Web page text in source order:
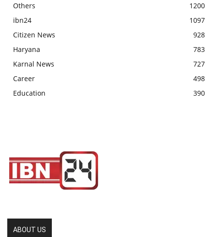
Others
1200
ibn24
1097
Citizen News
928
Haryana
783
Karnal News
727
Career
498
Education
390
ABOUT US